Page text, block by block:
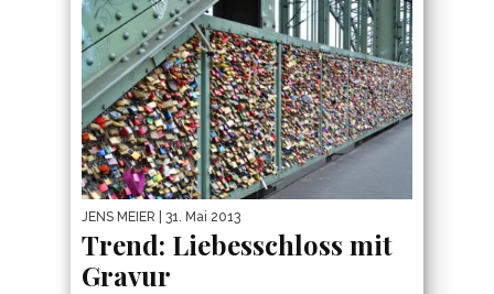
JENS MEIER | 31. Mai 2013
Trend: Liebesschloss mit
Gravur